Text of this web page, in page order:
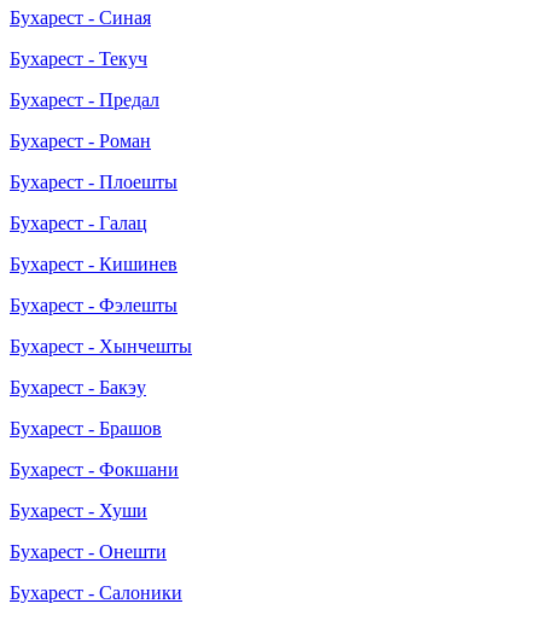
Бухарест - Синая
Бухарест - Текуч
Бухарест - Предал
Бухарест - Роман
Бухарест - Плоешты
Бухарест - Галац
Бухарест - Кишинев
Бухарест - Фэлешты
Бухарест - Хынчешты
Бухарест - Бакэу
Бухарест - Брашов
Бухарест - Фокшани
Бухарест - Хуши
Бухарест - Онешти
Бухарест - Салоники